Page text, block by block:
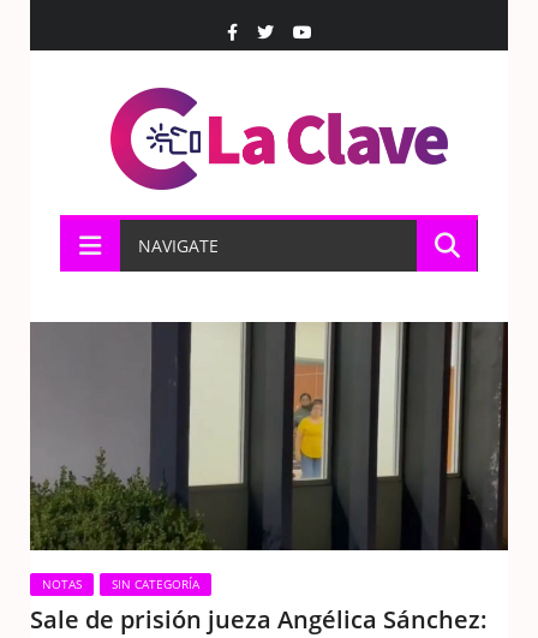
NAVIGATE
NOTAS SIN CATEGORÍA
Sale de prisión jueza Angélica Sánchez: